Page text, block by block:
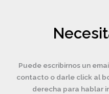
Puede escribirnos un
contacto o darle click al
derecha para hablar